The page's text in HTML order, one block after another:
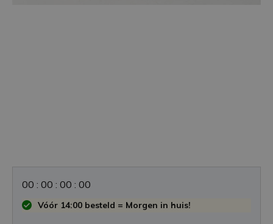
00 : 00 : 00 : 00
Vóór 14:00 besteld = Morgen in huis!